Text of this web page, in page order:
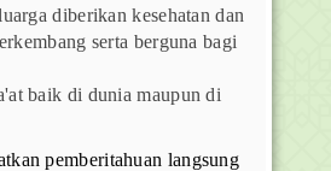
diberikan kesehatan dan
serta berguna bagi
baik di dunia maupun di
pemberitahuan langsung